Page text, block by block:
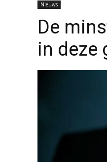
Nieuws
De
in deze